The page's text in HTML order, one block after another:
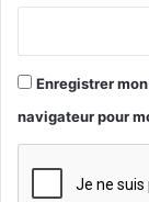
Enregistrer
navigateur pour